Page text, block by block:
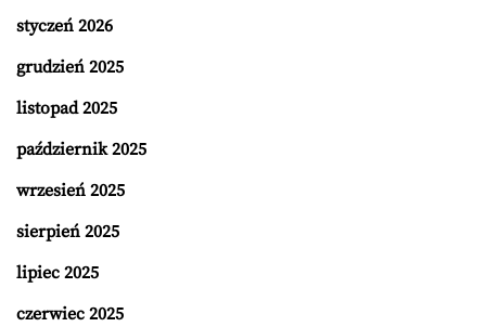
styczeń 2026
grudzień 2025
listopad 2025
październik 2025
wrzesień 2025
sierpień 2025
lipiec 2025
czerwiec 2025